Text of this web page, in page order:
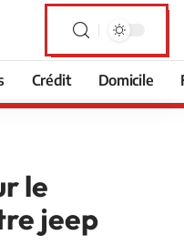
Crédit Domicile
le
jeep